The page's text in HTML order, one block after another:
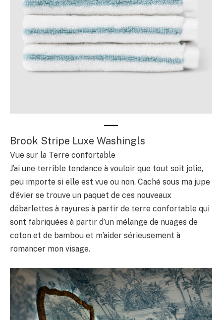
Brook Stripe Luxe Washingls
Vue sur la Terre confortable
J’ai une terrible tendance à vouloir que tout soit jolie,
peu importe si elle est vue ou non. Caché sous ma jupe
d’évier se trouve un paquet de ces nouveaux
débarlettes à rayures à partir de terre confortable qui
sont fabriquées à partir d’un mélange de nuages ​​de
coton et de bambou et m’aider sérieusement à
romancer mon visage.